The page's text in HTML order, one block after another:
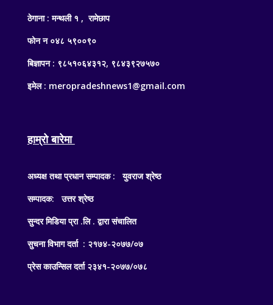
ठेगाना : मन्थली १ , रामेछाप
फोन न ०४८ ५९००९०
बिज्ञापन : ९८५१०६४३१२, ९८४३९२७५७०
इमेल : meropradeshnews1@gmail.com
हाम्रो बारेमा
अध्यक्ष तथा प्रधान सम्पादक : युवराज श्रेष्ठ
सम्पादक: उत्तर श्रेष्ठ
सुन्दर मिडिया प्रा .लि . द्वारा संचालित
सुचना विभाग दर्ता : २१७४-२०७७/०७
प्रेस काउन्सिल दर्ता २३४१-२०७७/०७८